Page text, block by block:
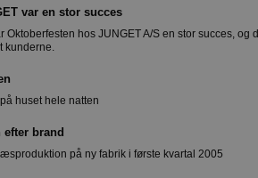
var en stor succes
Oktoberfesten hos JUNGET A/S en stor succes, og
kunderne.
huset hele natten
brand
på ny fabrik i første kvartal 2005